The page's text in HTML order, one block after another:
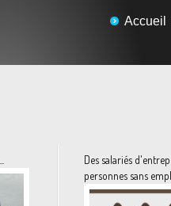
Accueil
Des salariés
personnes sans